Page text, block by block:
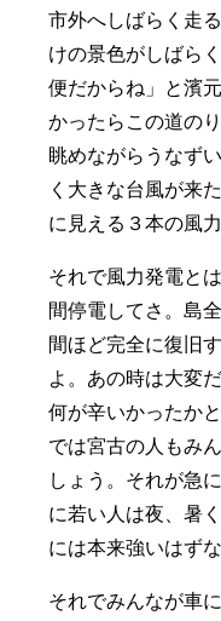
市外へしばらく走
けの景色がしばら
便だからね」と濱
かったらこの道の
眺めながらうなず
く大きな台風が来
に見える３本の風
それで風力発電と
間停電してさ。島
間ほど完全に復旧
よ。あの時は大変
何が辛いかったか
では宮古の人もみ
しょう。それが急
に若い人は夜、暑
には本来強いはず
それでみんなが車